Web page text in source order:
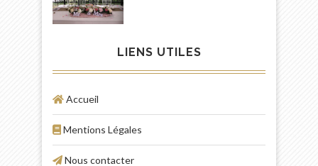
LIENS UTILES
Accueil
Mentions Légales
Nous contacter